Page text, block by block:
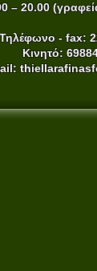
– 20.00
Τηλέφωνο - fax:
Κινητό: